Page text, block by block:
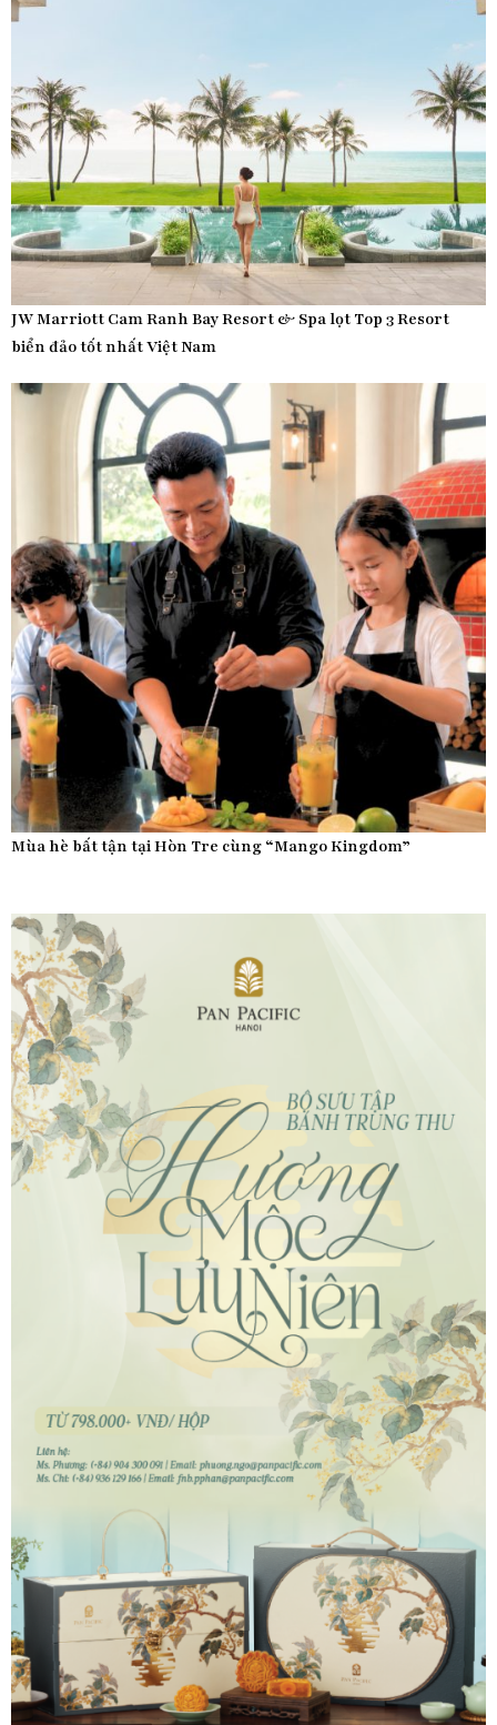
JW Marriott Cam Ranh Bay Resort & Spa lọt Top 3 Resort
biển đảo tốt nhất Việt Nam
Mùa hè bất tận tại Hòn Tre cùng “Mango Kingdom”